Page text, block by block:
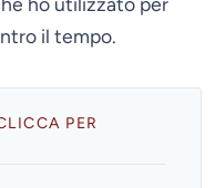
il tempo.
PER